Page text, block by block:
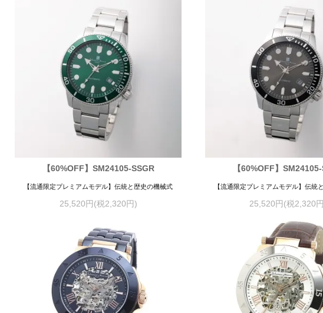
【60%OFF】SM24105-SSGR
【流通限定プレミアムモデル】伝統と歴史の機械式
25,520円(税2,320円)
【60%OFF】
【流通限定プレミアムモデル】伝統
25,520円(税2,320